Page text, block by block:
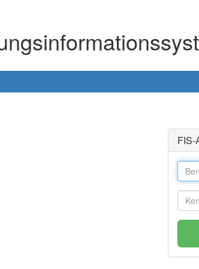
FIS-